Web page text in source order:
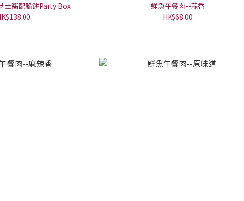
士醬配脆餅Party Box
鮮魚午餐肉--蒜香
HK$68.00